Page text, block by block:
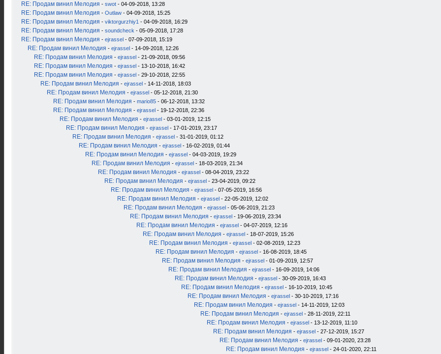
RE: Продам винил Мелодия - swot - 04-09-2018, 13:28
RE: Продам винил Мелодия - Outlaw - 04-09-2018, 15:25
RE: Продам винил Мелодия - viktorgurzhiy1 - 04-09-2018, 16:29
RE: Продам винил Мелодия - soundcheck - 05-09-2018, 17:28
RE: Продам винил Мелодия - ejrassel - 07-09-2018, 15:19
RE: Продам винил Мелодия - ejrassel - 14-09-2018, 12:26
RE: Продам винил Мелодия - ejrassel - 21-09-2018, 09:56
RE: Продам винил Мелодия - ejrassel - 13-10-2018, 16:42
RE: Продам винил Мелодия - ejrassel - 29-10-2018, 22:55
RE: Продам винил Мелодия - ejrassel - 14-11-2018, 18:03
RE: Продам винил Мелодия - ejrassel - 05-12-2018, 21:30
RE: Продам винил Мелодия - mario85 - 06-12-2018, 13:32
RE: Продам винил Мелодия - ejrassel - 19-12-2018, 22:36
RE: Продам винил Мелодия - ejrassel - 03-01-2019, 12:15
RE: Продам винил Мелодия - ejrassel - 17-01-2019, 23:17
RE: Продам винил Мелодия - ejrassel - 31-01-2019, 01:12
RE: Продам винил Мелодия - ejrassel - 16-02-2019, 01:44
RE: Продам винил Мелодия - ejrassel - 04-03-2019, 19:29
RE: Продам винил Мелодия - ejrassel - 18-03-2019, 21:34
RE: Продам винил Мелодия - ejrassel - 08-04-2019, 23:22
RE: Продам винил Мелодия - ejrassel - 23-04-2019, 09:22
RE: Продам винил Мелодия - ejrassel - 07-05-2019, 16:56
RE: Продам винил Мелодия - ejrassel - 22-05-2019, 12:02
RE: Продам винил Мелодия - ejrassel - 05-06-2019, 21:23
RE: Продам винил Мелодия - ejrassel - 19-06-2019, 23:34
RE: Продам винил Мелодия - ejrassel - 04-07-2019, 12:16
RE: Продам винил Мелодия - ejrassel - 18-07-2019, 15:26
RE: Продам винил Мелодия - ejrassel - 02-08-2019, 12:23
RE: Продам винил Мелодия - ejrassel - 16-08-2019, 18:45
RE: Продам винил Мелодия - ejrassel - 01-09-2019, 12:57
RE: Продам винил Мелодия - ejrassel - 16-09-2019, 14:06
RE: Продам винил Мелодия - ejrassel - 30-09-2019, 16:43
RE: Продам винил Мелодия - ejrassel - 16-10-2019, 10:45
RE: Продам винил Мелодия - ejrassel - 30-10-2019, 17:16
RE: Продам винил Мелодия - ejrassel - 14-11-2019, 12:03
RE: Продам винил Мелодия - ejrassel - 28-11-2019, 22:11
RE: Продам винил Мелодия - ejrassel - 13-12-2019, 11:10
RE: Продам винил Мелодия - ejrassel - 27-12-2019, 15:27
RE: Продам винил Мелодия - ejrassel - 09-01-2020, 23:28
RE: Продам винил Мелодия - ejrassel - 24-01-2020, 22:11